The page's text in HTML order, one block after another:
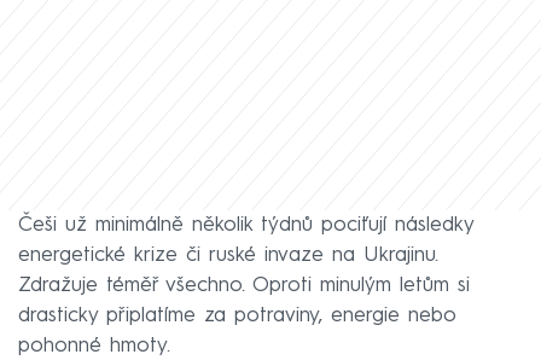
Češi už minimálně několik týdnů pociťují následky
energetické krize či ruské invaze na Ukrajinu.
Zdražuje téměř všechno. Oproti minulým letům si
drasticky připlatíme za potraviny, energie nebo
pohonné hmoty.